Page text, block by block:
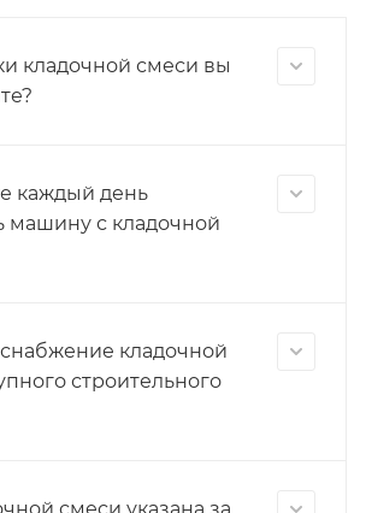
кладочной смеси вы
каждый день
машину с кладочной
кладочной
строительного